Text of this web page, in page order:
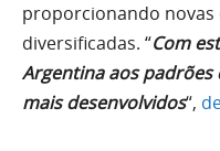
proporcionando
diversificadas. “Com
Argentina aos
mais desenvolvidos“,